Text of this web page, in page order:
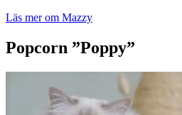
Läs mer om Mazzy
Popcorn ”Poppy”